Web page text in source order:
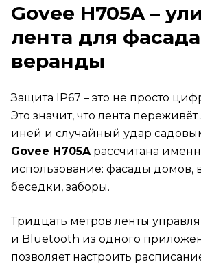
Govee H705A –
лента для
веранды
Защита IP67 – это не просто
Это значит, что лента
иней и случайный удар
Govee H705Aрассчитана
использование: фасады домов,
беседки, заборы.
Тридцать метров ленты
и Bluetooth из одного
позволяет настроить